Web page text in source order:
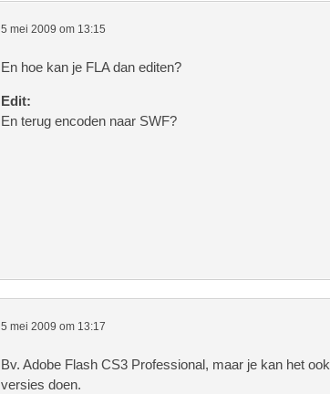
5 mei 2009 om 13:15
En hoe kan je FLA dan editen?
Edit:
En terug encoden naar SWF?
5 mei 2009 om 13:17
Bv. Adobe Flash CS3 Professional, maar je kan het
versies doen.